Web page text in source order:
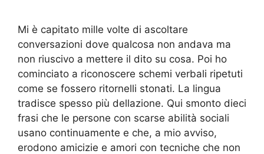
Mi è capitato mille volte di ascoltare
conversazioni dove qualcosa non andava ma
non riuscivo a mettere il dito su cosa. Poi ho
cominciato a riconoscere schemi verbali ripetuti
come se fossero ritornelli stonati. La lingua
tradisce spesso più dellazione. Qui smonto dieci
frasi che le persone con scarse abilità sociali
usano continuamente e che, a mio avviso,
erodono amicizie e amori con tecniche che non